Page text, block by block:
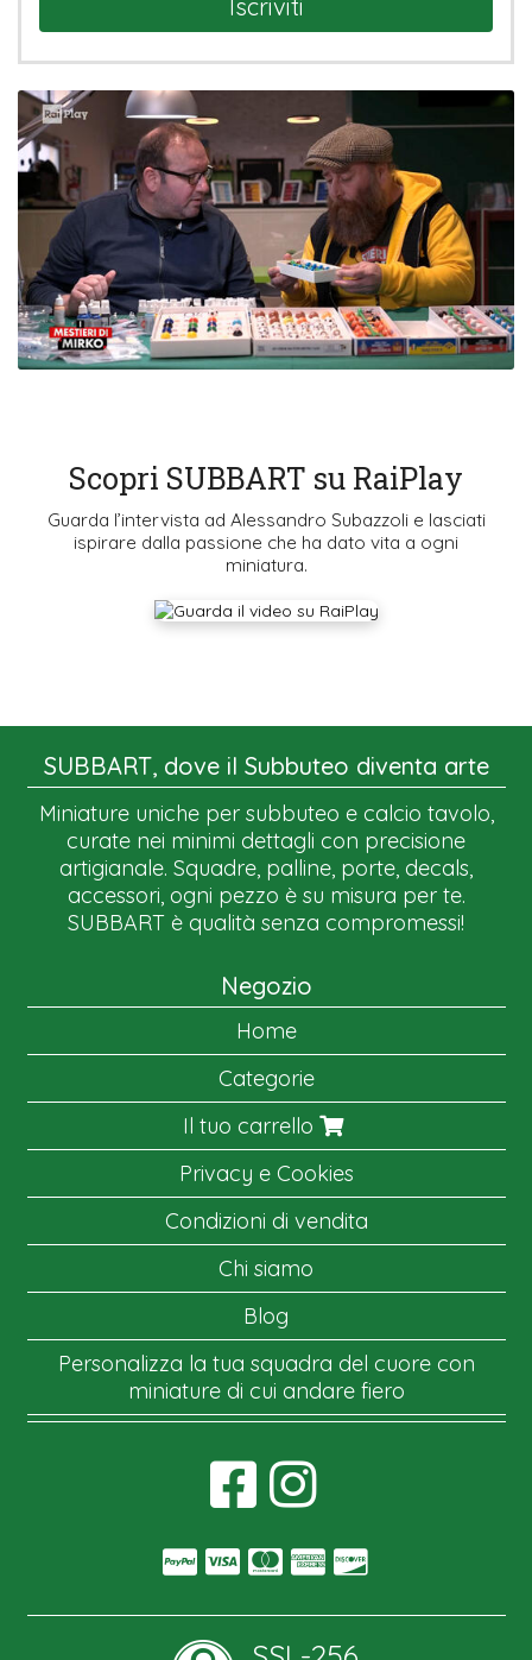
Iscriviti
Scopri SUBBART su RaiPlay
Guarda l’intervista ad Alessandro Subazzoli e lasciati
ispirare dalla passione che ha dato vita a ogni
miniatura.
SUBBART, dove il Subbuteo diventa arte
Miniature uniche per subbuteo e calcio tavolo,
curate nei minimi dettagli con precisione
artigianale. Squadre, palline, porte, decals,
accessori, ogni pezzo è su misura per te.
SUBBART è qualità senza compromessi!
Negozio
Home
Categorie
Il tuo carrello
Privacy e Cookies
Condizioni di vendita
Chi siamo
Blog
Personalizza la tua squadra del cuore con
miniature di cui andare fiero